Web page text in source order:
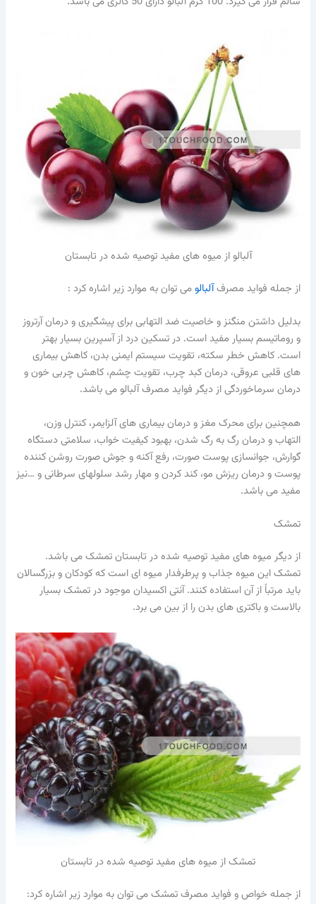
آلبالو از میوه های مفید توصیه شده در تابستان
از جمله فواید مصرفآلبالومی توان به موارد زیر اشاره کرد :
بدلیل داشتن منگنز و خاصیت ضد التهابی برای پیشگیری و درمان آرتروز
و روماتیسم بسیار مفید است. در تسکین درد از آسپرین بسیار بهتر
است. کاهش خطر سکته، تقویت سیستم ایمنی بدن، کاهش بیماری
های قلبی عروقی، درمان کبد چرب، تقویت چشم، کاهش چربی خون و
درمان سرماخوردگی از دیگر فواید مصرف آلبالو می باشد.
همچنین برای محرک مغز و درمان بیماری های آلزایمر، کنترل وزن،
التهاب و درمان رگ به رگ شدن، بهبود کیفیت خواب، سلامتی دستگاه
گوارش، جوانسازی پوست صورت، رفع آکنه و جوش صورت روشن کننده
پوست و درمان ریزش مو، کند کردن و مهار رشد سلولهای سرطانی و …نیز
مفید می باشد.
تمشک
از دیگر میوه های مفید توصیه شده در تابستان تمشک می باشد.
تمشک این میوه جذاب و پرطرفدار میوه ای است که کودکان و بزرگسالان
باید مرتباً از آن استفاده کنند. آنتی اکسیدان موجود در تمشک بسیار
بالاست و باکتری های بدن را از بین می برد.
تمشک از میوه های مفید توصیه شده در تابستان
از جمله خواص و فواید مصرف تمشک می توان به موارد زیر اشاره کرد: